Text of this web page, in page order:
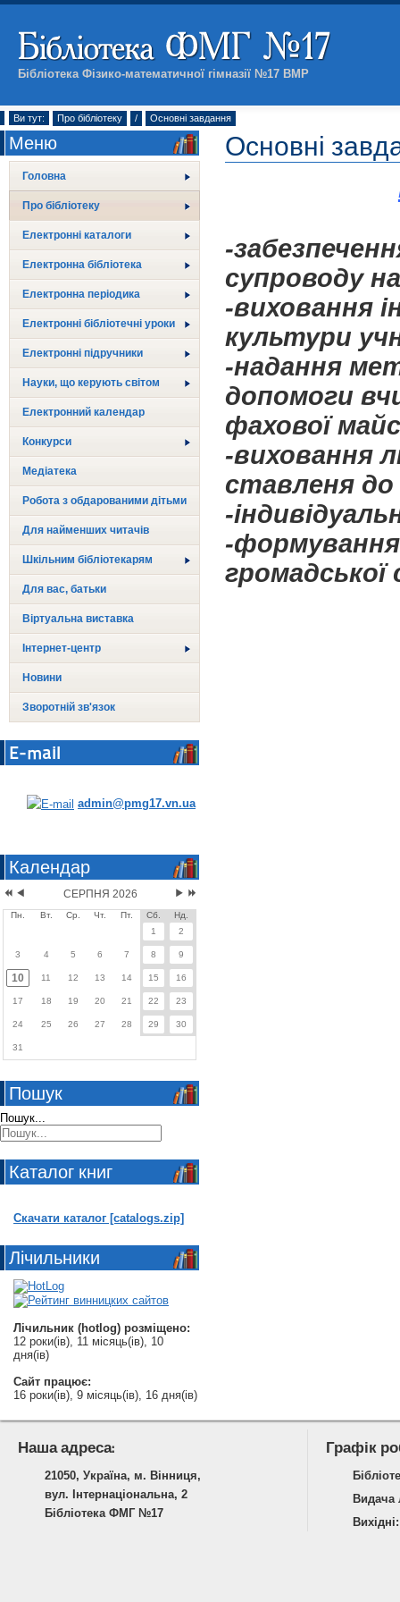
Бібліотека Фізико-математичної гімназії №17 ВМР
Ви тут: Про бібліотеку / Основні завдання
Меню
Головна
Про бібліотеку
Електронні каталоги
Електронна бібліотека
Електронна періодика
Електронні бібліотечні уроки
Електронні підручники
Науки, що керують світом
Електронний календар
Конкурси
Медіатека
Робота з обдарованими дітьми
Для найменших читачів
Шкільним бібліотекарям
Для вас, батьки
Віртуальна виставка
Інтернет-центр
Новини
Зворотній зв'язок
E-mail
admin@pmg17.vn.ua
Календар
СЕРПНЯ 2026
Пн. Вт. Ср. Чт. Пт. Сб.
Нд.
1
2
3 4 5 6 7 8 9
10 11 12 13 14 15 16
17 18 19 20 21 22 23
24 25 26 27 28 29 30
31
Пошук
Пошук...
Каталог книг
Скачати каталог [catalogs.zip]
Лічильники
Лічильник (hotlog) розміщено:
12 роки(ів), 11 місяць(ів), 10
дня(ів)
Сайт працює:
16 роки(ів), 9 місяць(ів), 16 дня(ів)
Основні
-
супроводу
-виховання
культури
-надання
допомоги
фахової
-виховання
ставленя
-
-
громадської
Наша адреса:
21050, Україна, м. Вінниця,
вул. Інтернаціональна, 2
Бібліотека ФМГ №17
Графік
Видача
Вихідні: